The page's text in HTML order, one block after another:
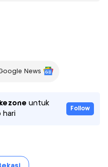
News
untuk
Follow